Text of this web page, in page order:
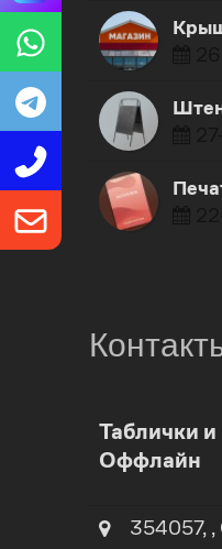
Таблички
Оффлайн
354057, ,